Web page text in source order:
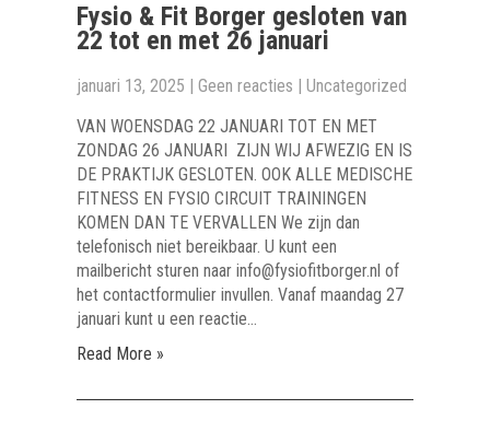
Fysio & Fit Borger gesloten van
22 tot en met 26 januari
januari 13, 2025 | Geen reacties | Uncategorized
VAN WOENSDAG 22 JANUARI TOT EN MET
ZONDAG 26 JANUARI ZIJN WIJ AFWEZIG EN IS
DE PRAKTIJK GESLOTEN. OOK ALLE MEDISCHE
FITNESS EN FYSIO CIRCUIT TRAININGEN
KOMEN DAN TE VERVALLEN We zijn dan
telefonisch niet bereikbaar. U kunt een
mailbericht sturen naar info@fysiofitborger.nl of
het contactformulier invullen. Vanaf maandag 27
januari kunt u een reactie…
Read More »